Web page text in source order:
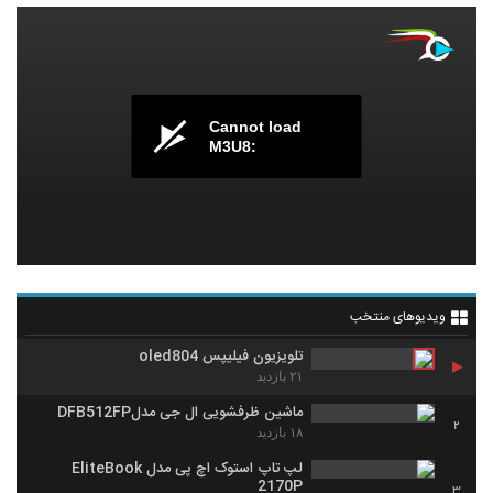
Cannot load
M3U8:
ویدیوهای منتخب
تلویزیون فیلیپس oled804
۲۱ بازدید
2
ماشین ظرفشویی ال جی مدلDFB512FP
۱۸ بازدید
3
لپ تاپ استوک اچ پی مدل EliteBook
2170P